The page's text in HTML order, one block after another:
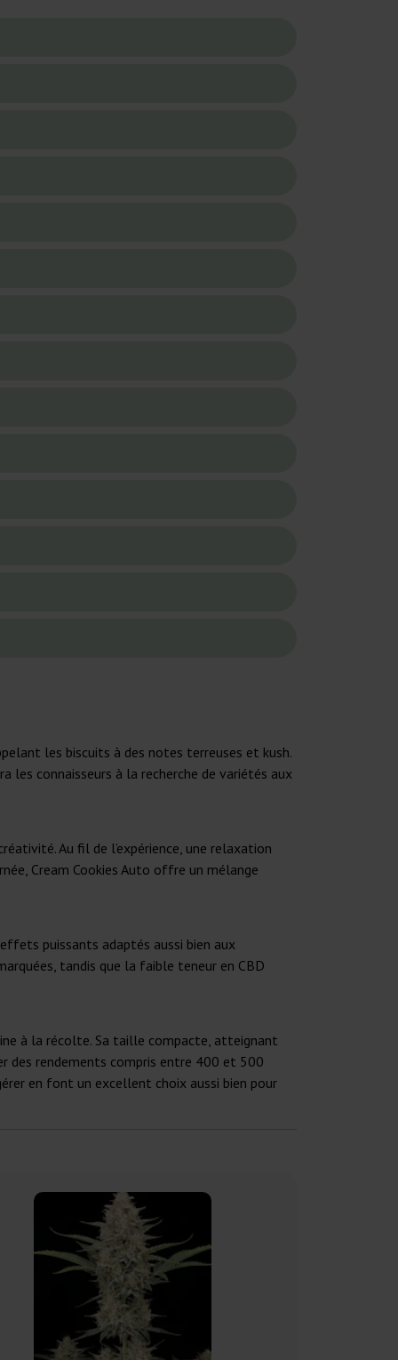
les biscuits à des notes terreuses et kush.
les connaisseurs à la recherche de variétés aux
Au fil de l’expérience, une relaxation
Cream Cookies Auto offre un mélange
puissants adaptés aussi bien aux
tandis que la faible teneur en CBD
à la récolte. Sa taille compacte, atteignant
des rendements compris entre 400 et 500
en font un excellent choix aussi bien pour